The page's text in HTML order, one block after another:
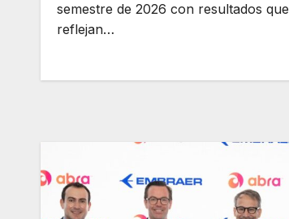
semestre de 2026 con resultados que
reflejan…